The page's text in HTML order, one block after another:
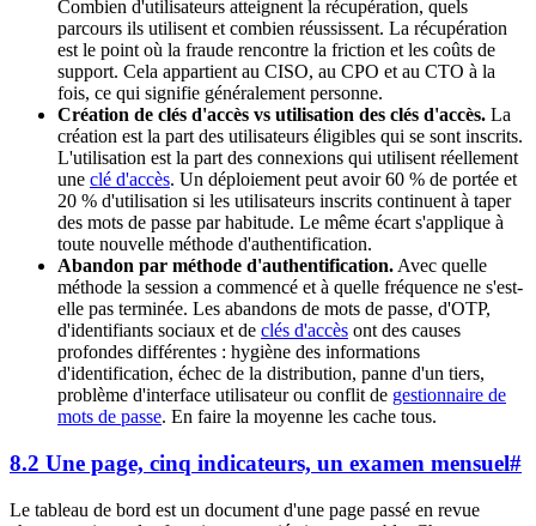
Combien d'utilisateurs atteignent la récupération, quels
parcours ils utilisent et combien réussissent. La récupération
est le point où la fraude rencontre la friction et les coûts de
support. Cela appartient au CISO, au CPO et au CTO à la
fois, ce qui signifie généralement personne.
Création de clés d'accès vs utilisation des clés d'accès. La
création est la part des utilisateurs éligibles qui se sont inscrits.
L'utilisation est la part des connexions qui utilisent réellement
une clé d'accès. Un déploiement peut avoir 60 % de portée et
20 % d'utilisation si les utilisateurs inscrits continuent à taper
des mots de passe par habitude. Le même écart s'applique à
toute nouvelle méthode d'authentification.
Abandon par méthode d'authentification. Avec quelle
méthode la session a commencé et à quelle fréquence ne s'est-
elle pas terminée. Les abandons de mots de passe, d'OTP,
d'identifiants sociaux et de clés d'accès ont des causes
profondes différentes : hygiène des informations
d'identification, échec de la distribution, panne d'un tiers,
problème d'interface utilisateur ou conflit de gestionnaire de
mots de passe. En faire la moyenne les cache tous.
8.2 Une page, cinq indicateurs, un examen mensuel#
Le tableau de bord est un document d'une page passé en revue